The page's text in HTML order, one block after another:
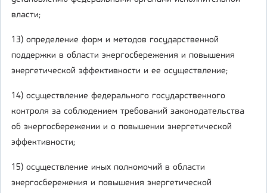
власти;
13) определение форм и методов государственной
поддержки в области энергосбережения и повышения
энергетической эффективности и ее осуществление;
14) осуществление федерального государственного
контроля за соблюдением требований законодательства
об энергосбережении и о повышении энергетической
эффективности;
15) осуществление иных полномочий в области
энергосбережения и повышения энергетической